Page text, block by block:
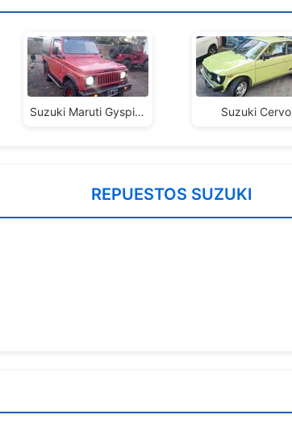
Suzuki Maruti Gyspi Canvas Suzuki Cervo
REPUESTOS SUZUKI